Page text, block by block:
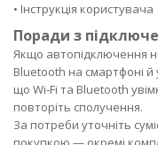
• Інструкція користувача
Поради з
Якщо автопідключення
Bluetooth на смартфоні й
що Wi‑Fi та Bluetooth
повторіть сполучення.
За потреби уточніть